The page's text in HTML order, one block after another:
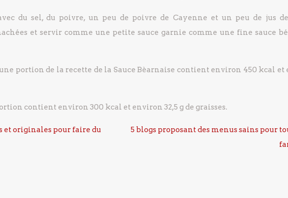
du sel, du poivre, un peu de poivre de Cayenne et un peu de jus
et servir comme une petite sauce garnie comme une fine sauce
portion de la recette de la Sauce Bèarnaise contient environ 450 kcal et
contient environ 300 kcal et environ 32,5 g de graisses.
et originales pour faire du
5 blogs proposant des menus sains pour